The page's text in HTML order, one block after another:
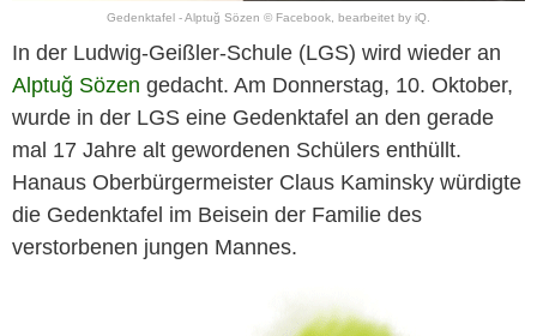
Gedenktafel - Alptuğ Sözen © Facebook, bearbeitet by iQ.
In der Ludwig-Geißler-Schule (LGS) wird wieder an
Alptuğ Sözen gedacht. Am Donnerstag, 10. Oktober,
wurde in der LGS eine Gedenktafel an den gerade
mal 17 Jahre alt gewordenen Schülers enthüllt.
Hanaus Oberbürgermeister Claus Kaminsky würdigte
die Gedenktafel im Beisein der Familie des
verstorbenen jungen Mannes.